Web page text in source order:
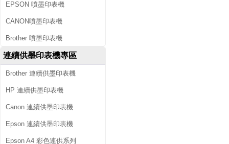
EPSON 噴墨印表機
CANON噴墨印表機
Brother 噴墨印表機
連續供墨印表機專區
Brother 連續供墨印表機
HP 連續供墨印表機
Canon 連續供墨印表機
Epson 連續供墨印表機
Epson A4 彩色連供系列